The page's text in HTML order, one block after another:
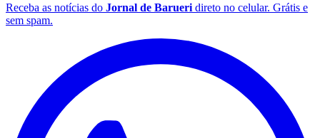
Receba as notícias do Jornal de Barueri direto no celular. Grátis e
sem spam.